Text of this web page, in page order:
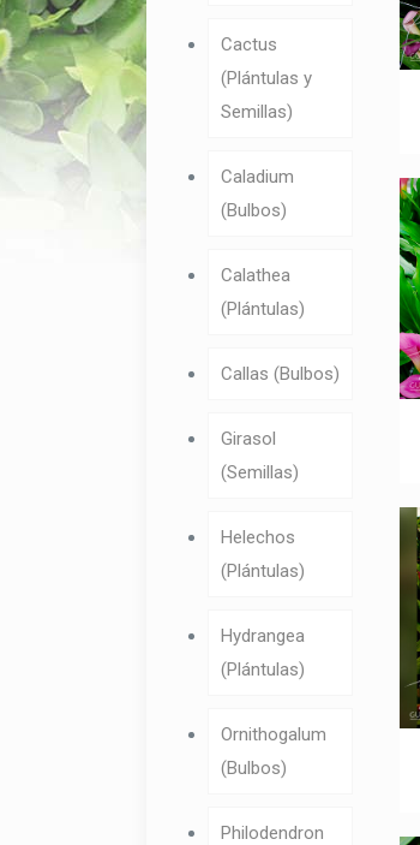
Cactus
(Plántulas y
Semillas)
Caladium
(Bulbos)
Calathea
(Plántulas)
Callas (Bulbos)
Girasol
(Semillas)
Helechos
(Plántulas)
Hydrangea
(Plántulas)
Ornithogalum
(Bulbos)
Philodendron